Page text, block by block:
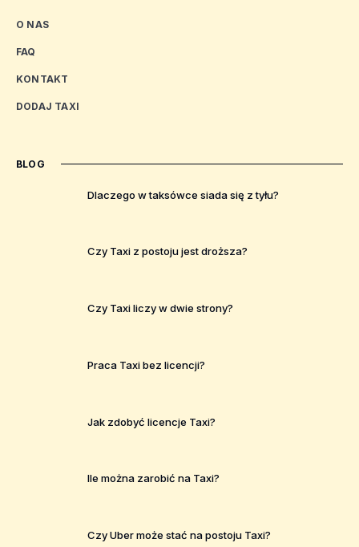
O NAS
FAQ
KONTAKT
DODAJ TAXI
BLOG
Dlaczego w taksówce siada się z tyłu?
Czy Taxi z postoju jest droższa?
Czy Taxi liczy w dwie strony?
Praca Taxi bez licencji?
Jak zdobyć licencje Taxi?
Ile można zarobić na Taxi?
Czy Uber może stać na postoju Taxi?